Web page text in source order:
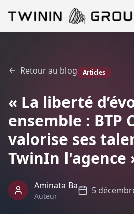
Retour au blog Articles
« La liberté
ensemble : BTP
valorise ses
TwinIn l'agence
Aminata Ba
Auteur
5